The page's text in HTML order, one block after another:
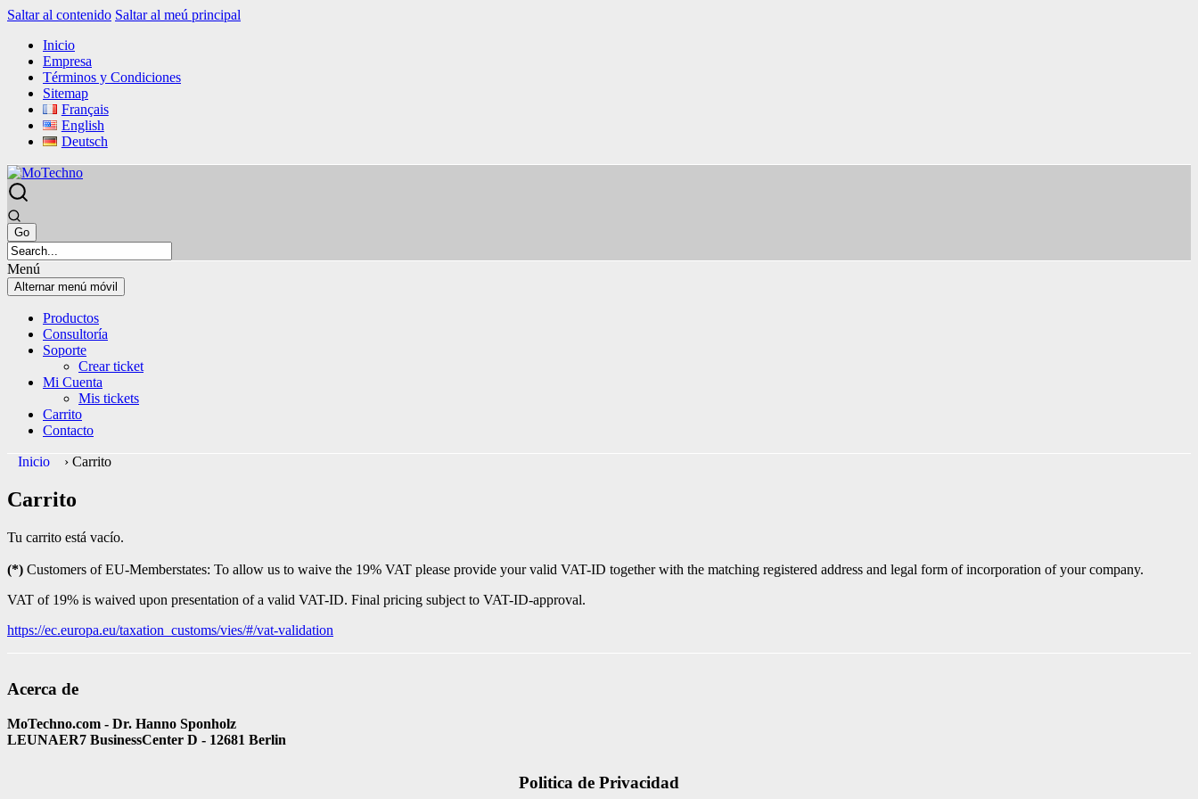
Saltar al contenido Saltar al meú principal
Inicio
Empresa
Términos y Condiciones
Sitemap
Français
English
Deutsch
Menú
Alternar menú móvil
Productos
Consultoría
Soporte
Crear ticket
Mi Cuenta
Mis tickets
Carrito
Contacto
Inicio › Carrito
Carrito
Tu carrito está vacío.
(*) Customers of EU-Memberstates: To allow us to waive the 19% VAT please provide your valid VAT-ID together with the matching registered address and legal form of incorporation of your company.
VAT of 19% is waived upon presentation of a valid VAT-ID. Final pricing subject to VAT-ID-approval.
https://ec.europa.eu/taxation_customs/vies/#/vat-validation
Acerca de
MoTechno.com - Dr. Hanno Sponholz
LEUNAER7 BusinessCenter D - 12681 Berlin
Politica de Privacidad